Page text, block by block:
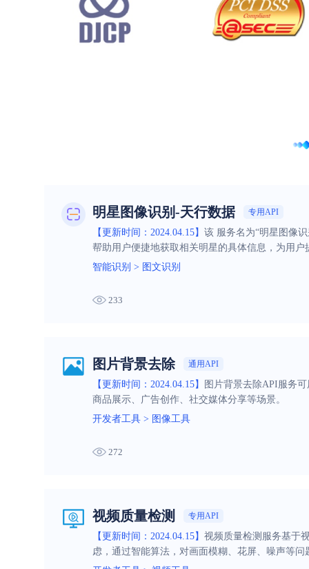
明星图像识别-天行数据 专用API
【更新时间：2024.04.15】 该 服务名为“明星图像
帮助用户便捷地获取相关明星的具体信息，为用
智能识别 > 图文识别
233
图片背景去除 通用API
【更新时间：2024.04.15】
图片背景去除API服务
商品展示、广告创作、社交媒体分享等场景。
开发者工具 > 图像工具
272
视频质量检测 专用API
【更新时间：2024.04.15】 视频质量检测服务基于
虑，通过智能算法，对画面模糊、花屏、噪声等